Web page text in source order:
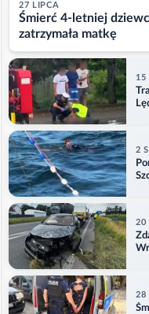
27 LIPCA
Śmierć 4-letniej
zatrzymała matkę
15
2
20
28